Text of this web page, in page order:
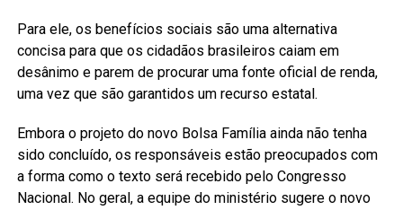
Para ele, os benefícios sociais são uma alternativa
concisa para que os cidadãos brasileiros caiam em
desânimo e parem de procurar uma fonte oficial de renda,
uma vez que são garantidos um recurso estatal.
Embora o projeto do novo Bolsa Família ainda não tenha
sido concluído, os responsáveis estão preocupados com
a forma como o texto será recebido pelo Congresso
Nacional. No geral, a equipe do ministério sugere o novo